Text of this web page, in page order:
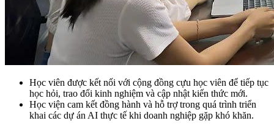
Học viên được kết nối với cộng đồng cựu học viên để tiếp tục
học hỏi, trao đổi kinh nghiệm và cập nhật kiến thức mới.
Học viện cam kết đồng hành và hỗ trợ trong quá trình triển
khai các dự án AI thực tế khi doanh nghiệp gặp khó khăn.